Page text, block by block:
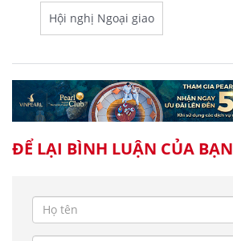
Hội nghị Ngoại giao
ĐỂ LẠI BÌNH LUẬN CỦA BẠN